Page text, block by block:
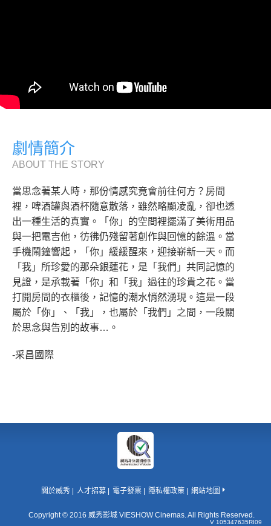
劇情簡介
ABOUT THE STORY
當思念著某人時，那份情感究竟會前往何方？房間
裡，啤酒罐與酒杯隨意散落，雖然略顯凌亂，卻也透
出一種生活的真實。「你」的空間裡擺滿了美術用品
與一把電吉他，彷彿仍殘留著創作與回憶的餘溫。當
手機鬧鐘響起，「你」緩緩醒來，迎接嶄新一天。而
「我」所珍愛的那朵銀蓮花，是「我們」共同記憶的
見證，是承載著「你」和「我」過往的珍貴之花。當
打開房間的衣櫃後，記憶的潮水悄然湧現。這是一段
屬於「你」、「我」，也屬於「我們」之間，一段關
於思念與告別的故事…。
-采昌國際
Copyright © 2016 威秀影城 VIESHOW Cinemas. All Rights Reserved.
關於威秀 人才招募 電子發票 隱私權政策 網站地圖
V 105347635RI09